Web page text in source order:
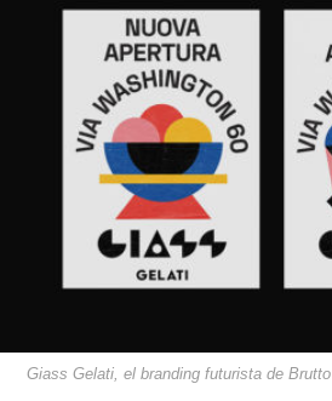
Giass Gelati, el branding futurista de Brutto